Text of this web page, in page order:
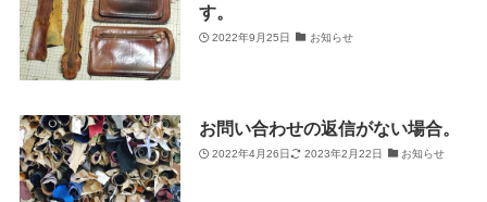
す。
2022年9月25日 お知らせ
お問い合わせの返信がない場合。
2022年4月26日 2023年2月22日 お知らせ